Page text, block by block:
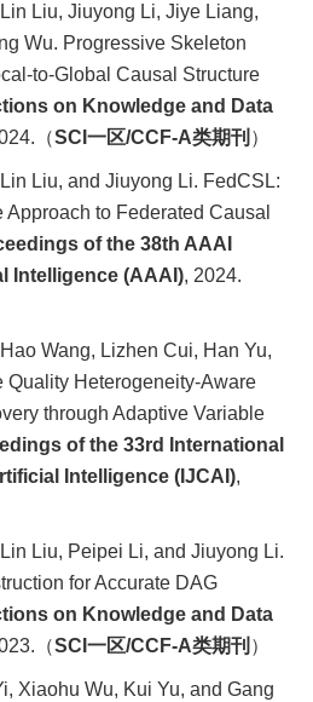
Liu, Jiuyong Li, Jiye Liang,
Wu. Progressive Skeleton
to-Global Causal Structure
on Knowledge and Data
（SCI 一区/CCF-A类期刊 ）
Liu, and Jiuyong Li. FedCSL:
to Federated Causal
of the 38th AAAI
Intelligence (AAAI), 2024.
Wang, Lizhen Cui, Han Yu,
Heterogeneity-Aware
through Adaptive Variable
of the 33rd International
Intelligence (IJCAI),
Liu, Peipei Li, and Jiuyong Li.
for Accurate DAG
on Knowledge and Data
（SCI 一区/CCF-A类期刊 ）
Xiaohu Wu, Kui Yu, and Gang